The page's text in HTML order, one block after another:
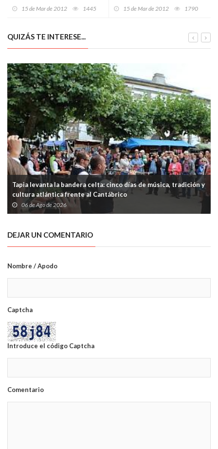
15 de Mar de 2012 1445 15 de Mar de 2012 1790
QUIZÁS TE INTERESE...
Tapia levanta la bandera celta: cinco días de música, tradición y
cultura atlántica frente al Cantábrico
06 de Ago de 2026
DEJAR UN COMENTARIO
Nombre / Apodo
Captcha
Introduce el código Captcha
Comentario